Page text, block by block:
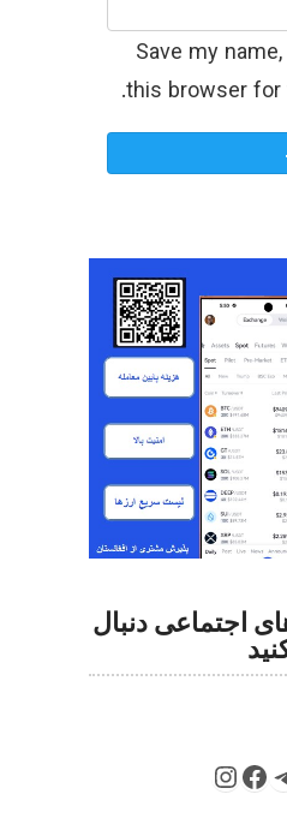
Save my
this browser
اجتماعی دنبال
Facebook
Instagram